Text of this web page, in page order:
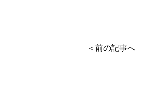
＜前の記事へ